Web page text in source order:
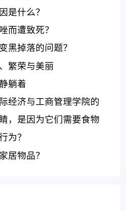
是什么？
而遭致死？
黑掉落的问题？
繁荣与美丽
躺着
经济与工商管理学院的
，是因为它们需要食物
为？
居物品？